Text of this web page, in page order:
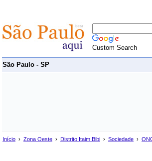
Custom Search
São Paulo - SP
Início › Zona Oeste › Distrito Itaim Bibi › Sociedade ›